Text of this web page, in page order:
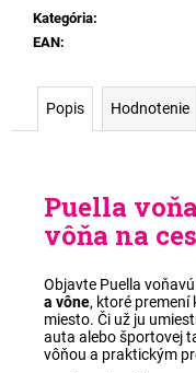
Kategória:
EAN:
Popis Hodnotenie
Puella
vôňa na
Objavte Puella
a vône, ktoré premení
miesto. Či už ju
auta alebo športovej
vôňou a praktickým